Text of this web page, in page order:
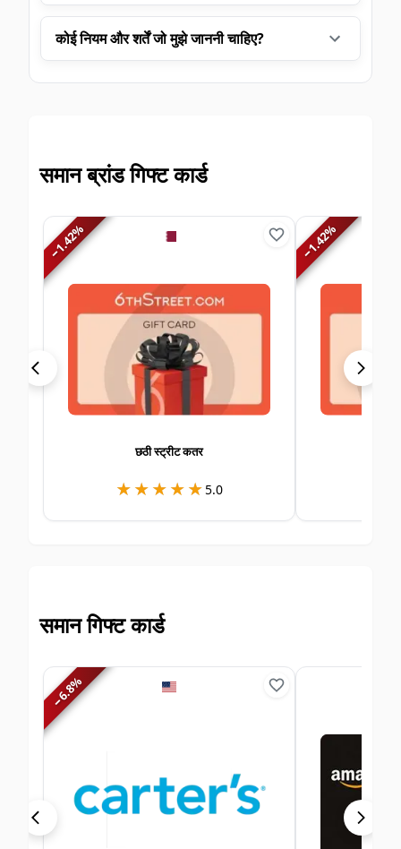
कोई नियम और शर्तें जो मुझे जाननी चाहिए?
समान ब्रांड गिफ्ट कार्ड
−
1.42
%
छठी स्ट्रीट कतर
★★★★★
★★★★★5.0
−
1.42
%
समान गिफ्ट कार्ड
−
6.8
%